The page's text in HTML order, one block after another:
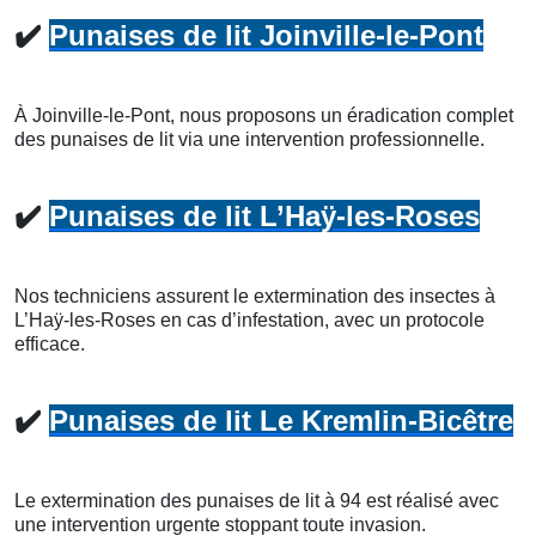
✔️ Punaises de lit Joinville-le-Pont
À Joinville-le-Pont, nous proposons un éradication complet
des punaises de lit via une intervention professionnelle.
✔️ Punaises de lit L’Haÿ-les-Roses
Nos techniciens assurent le extermination des insectes à
L’Haÿ-les-Roses en cas d’infestation, avec un protocole
efficace.
✔️ Punaises de lit Le Kremlin-Bicêtre
Le extermination des punaises de lit à 94 est réalisé avec
une intervention urgente stoppant toute invasion.